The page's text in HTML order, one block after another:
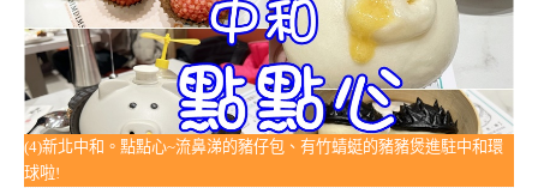
(4)新北中和。點點心~流鼻涕的豬仔包、有竹蜻蜓的豬豬煲進駐中和環
球啦!